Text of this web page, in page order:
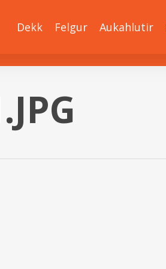
Dekk Felgur Aukahlutir